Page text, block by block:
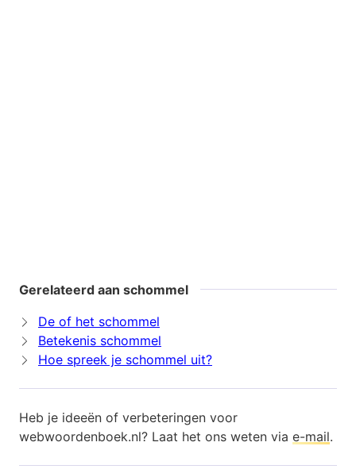
Gerelateerd aan schommel
De of het schommel
Betekenis schommel
Hoe spreek je schommel uit?
Heb je ideeën of verbeteringen voor
webwoordenboek.nl? Laat het ons weten via e-mail.